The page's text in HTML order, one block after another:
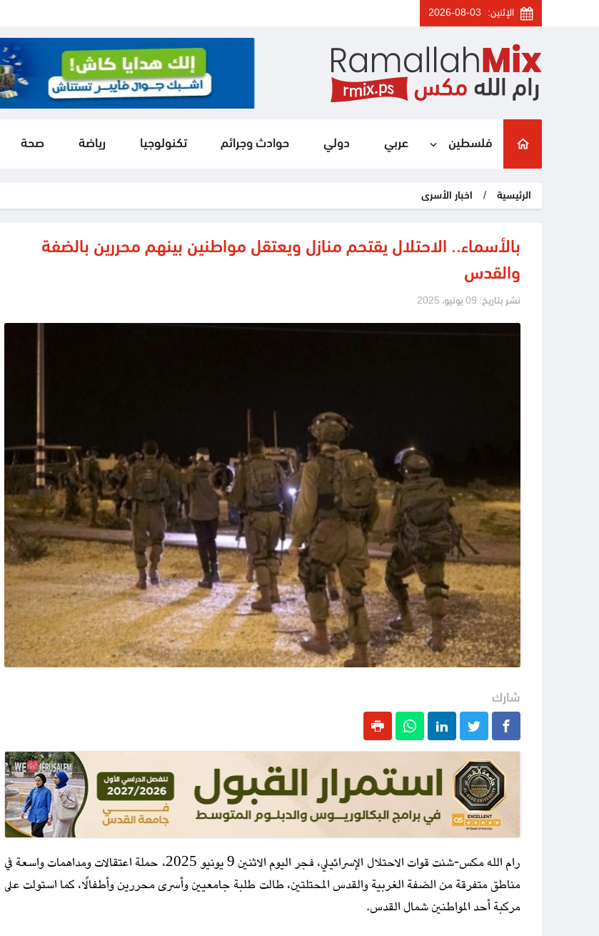
الإثنين: 2026-08-03
فلسطين عربي دولي حوادث وجرائم تكنولوجيا رياضة صحة
الرئيسية / اخبار الأسرى
بالأسماء.. الاحتلال يقتحم منازل ويعتقل مواطنين بينهم محررين بالضفة
والقدس
نشر بتاريخ: 09 يونيو، 2025
شارك
رام الله مكس-شنت قوات الاحتلال الإسرائيلي، فجر اليوم الاثنين 9 يونيو 2025، حملة اعتقالات ومداهمات واسعة في
مناطق متفرقة من الضفة الغربية والقدس المحتلتين، طالت طلبة جامعيين وأسرى محررين وأطفالًا، كما استولت على
مركبة أحد المواطنين شمال القدس.